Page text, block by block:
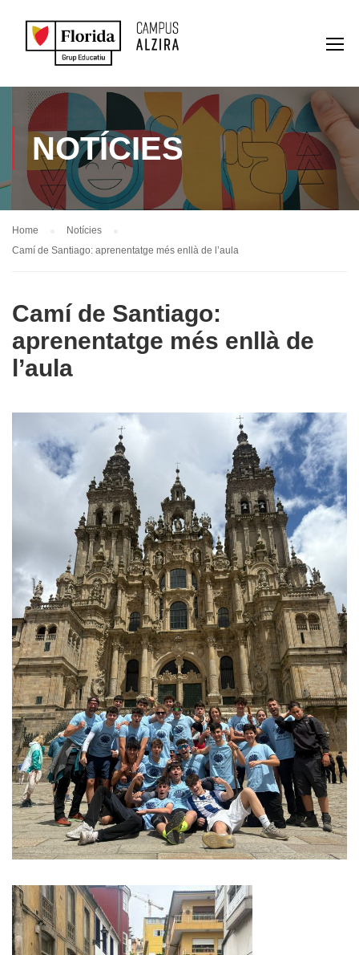
NOTÍCIES
Home
Notícies
Camí de Santiago: aprenentatge més enllà de l’aula
Camí de Santiago:
aprenentatge més enllà de
l’aula